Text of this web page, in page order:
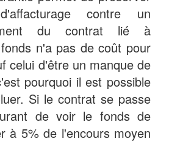
contre un
du contrat lié à
n'a pas de coût pour
celui d'être un manque de
pourquoi il est possible
Si le contrat se passe
de voir le fonds de
à 5% de l'encours moyen